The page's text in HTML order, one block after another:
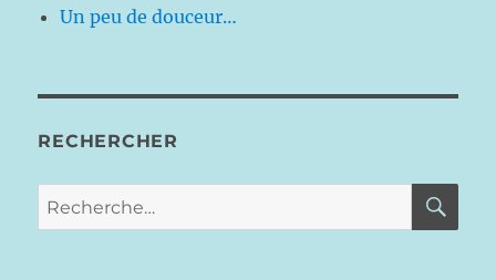
Un peu de douceur…
RECHERCHER
Recherche
pour :